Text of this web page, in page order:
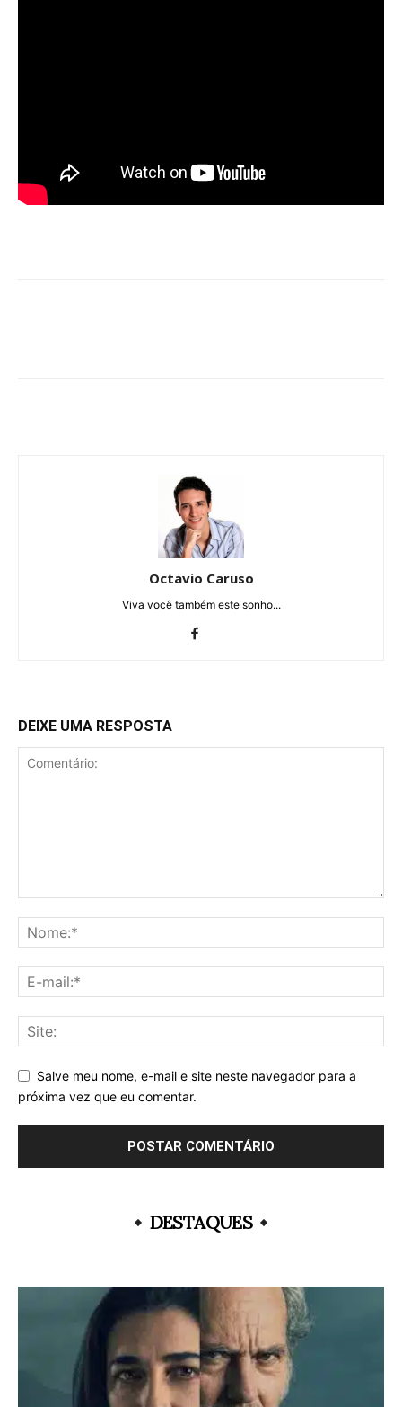
Octavio Caruso
Viva você também este sonho...
DEIXE UMA RESPOSTA
Salve meu nome, e-mail e site neste navegador para a
próxima vez que eu comentar.
DESTAQUES